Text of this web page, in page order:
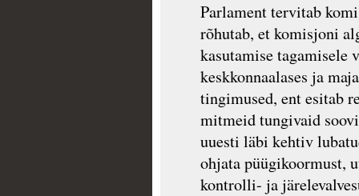
Parlament tervitab
rõhutab, et komisjoni
kasutamise tagamisele
keskkonnaalases ja
tingimused, ent esitab
mitmeid tungivaid
uuesti läbi kehtiv
ohjata püügikoormust,
kontrolli- ja